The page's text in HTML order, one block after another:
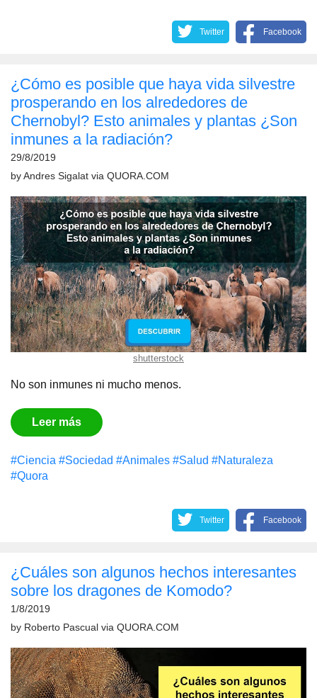
Twitter Facebook
¿Cómo es posible que haya vida silvestre
prosperando en los alrededores de
Chernobyl? Esto animales y plantas ¿Son
inmunes a la radiación?
29/8/2019
by Andres Sigalat via QUORA.COM
shutterstock
No son inmunes ni mucho menos.
Leer más
#Сiencia #Sociedad #Animales #Salud #Naturaleza
#Quora
Twitter Facebook
¿Cuáles son algunos hechos interesantes
sobre los dragones de Komodo?
1/8/2019
by Roberto Pascual via QUORA.COM